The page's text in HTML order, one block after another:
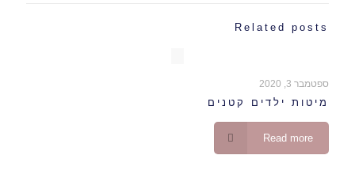
Related posts
ספטמבר 3, 2020
מיטות ילדים קטנים
Read more